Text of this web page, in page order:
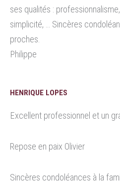
ses qualités :
simplicité, … Sincères
proches.
Philippe
HENRIQUE LOPES
Excellent professionnel et un
Repose en paix Olivier
Sincères condoléances à la